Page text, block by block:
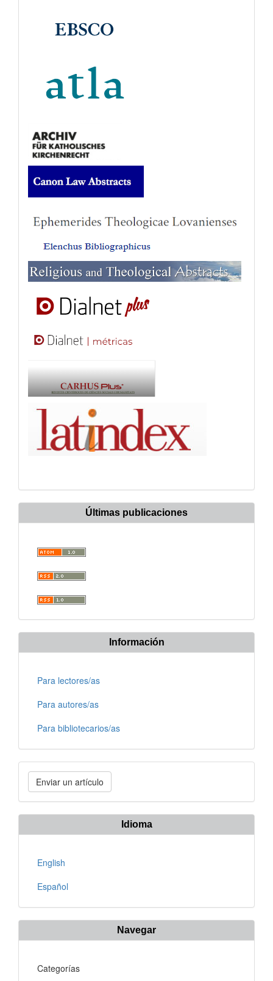
Últimas publicaciones
Información
Para lectores/as
Para autores/as
Para bibliotecarios/as
Enviar
un
artículo
Enviar un artículo
Idioma
English
Español
Navegar
Categorías